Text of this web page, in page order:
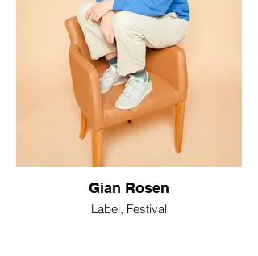
Gian Rosen
Label, Festival